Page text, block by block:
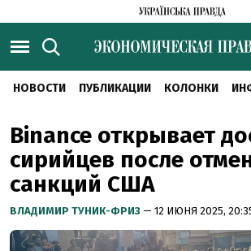
НОВОСТИ ПУБЛИКАЦИИ КОЛОНКИ
Binance открывает
сирийцев после
санкций США
ВЛАДИМИР ТУНИК-ФРИЗ — 12 ИЮНЯ 2025,